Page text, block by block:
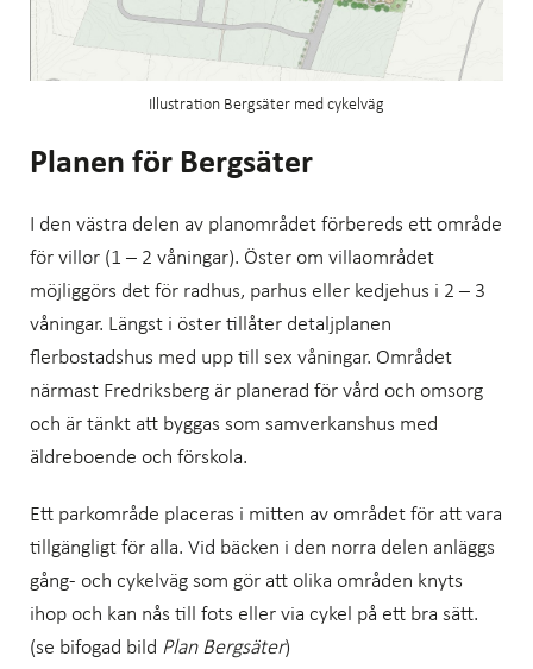
Illustration Bergsäter med cykelväg
Planen för Bergsäter
I den västra delen av planområdet förbereds ett område
för villor (1 – 2 våningar). Öster om villaområdet
möjliggörs det för radhus, parhus eller kedjehus i 2 – 3
våningar. Längst i öster tillåter detaljplanen
flerbostadshus med upp till sex våningar. Området
närmast Fredriksberg är planerad för vård och omsorg
och är tänkt att byggas som samverkanshus med
äldreboende och förskola.
Ett parkområde placeras i mitten av området för att vara
tillgängligt för alla. Vid bäcken i den norra delen anläggs
gång- och cykelväg som gör att olika områden knyts
ihop och kan nås till fots eller via cykel på ett bra sätt.
(se bifogad bild Plan Bergsäter)